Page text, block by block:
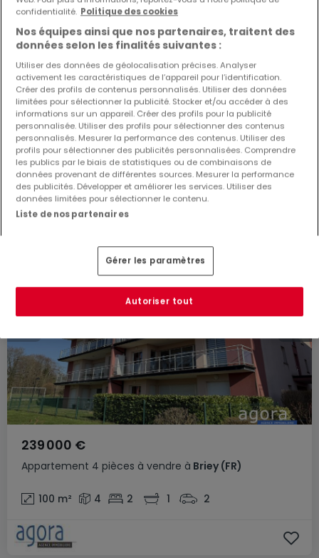
Appartement 5 pièces à vendre àBriey(FR)
100 000 €
101 m² 5 3 1 3
Appartement 4 pièces à vendre à Briey (FR)
239 000 €
100 m² 4 2 1 2
confidentialité. Politique des cookies
Nos équipes ainsi que nos partenaires, traitent des
données selon les finalités suivantes :
Utiliser des données de géolocalisation précises. Analyser
activement les caractéristiques de l’appareil pour l’identification.
Créer des profils de contenus personnalisés. Utiliser des données
limitées pour sélectionner la publicité. Stocker et/ou accéder à des
informations sur un appareil. Créer des profils pour la publicité
personnalisée. Utiliser des profils pour sélectionner des contenus
personnalisés. Mesurer la performance des contenus. Utiliser des
profils pour sélectionner des publicités personnalisées. Comprendre
les publics par le biais de statistiques ou de combinaisons de
données provenant de différentes sources. Mesurer la performance
des publicités. Développer et améliorer les services. Utiliser des
données limitées pour sélectionner le contenu.
Liste de nos partenaires
Gérer les paramètres
Autoriser tout